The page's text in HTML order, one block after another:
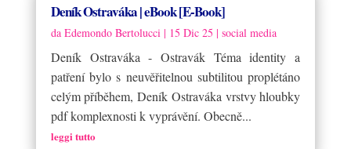
Deník Ostraváka | eBook [E-Book]
da Edemondo Bertolucci| 15 Dic 25 | social media
Deník Ostraváka - Ostravák Téma identity a
patření bylo s neuvěřitelnou subtilitou proplétáno
celým příběhem, Deník Ostraváka vrstvy hloubky
pdf komplexnosti k vyprávění. Obecně...
leggi tutto